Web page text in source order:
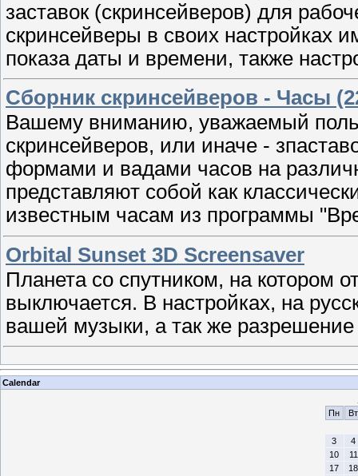
заставок (скринсейверов) для
скринсейверы в своих
показа даты и времени, также
Сборник скринсейверов - Часы
Вашему вниманию, уважаемый
скринсейверов, или иначе -
формами и вадами часов на
представляют собой как
известным часам из программы
Orbital Sunset 3D Screensaver
Планета со спутником, на котором
выключается. В настройках, на
вашей музыки, а так же разрешение
Calendar
Пн
Вт
3
4
10
11
17
18